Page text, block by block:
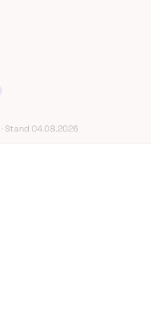
· Stand 04.08.2026